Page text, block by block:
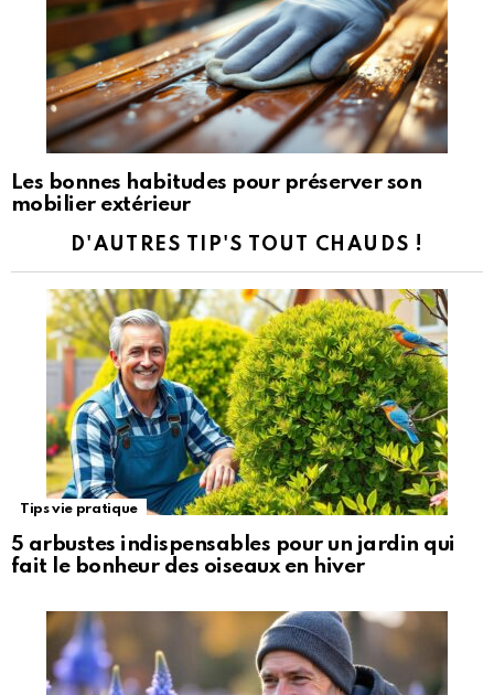
Les bonnes habitudes pour préserver son
mobilier extérieur
D'AUTRES TIP'S TOUT CHAUDS !
Tips vie pratique
5 arbustes indispensables pour un jardin qui
fait le bonheur des oiseaux en hiver